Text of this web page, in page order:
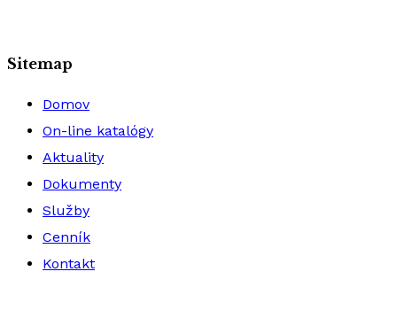
Sitemap
Domov
On-line katalógy
Aktuality
Dokumenty
Služby
Cenník
Kontakt